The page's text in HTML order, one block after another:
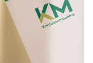
He kiirehtivät
vuodenvaihdetta
Mitä
ovatko
palanneet